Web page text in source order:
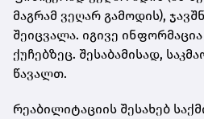
მაგრამ ვეღარ გამოდის),
შეიცვალა. იგივე ინფორმაცია
ქუჩებზეც. შესაბამისად,
წავალთ.
რეაბილიტაციის შესახებ